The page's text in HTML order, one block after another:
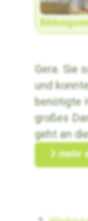
Gera. Sie
und
benötigte
großes
geht an
mehr